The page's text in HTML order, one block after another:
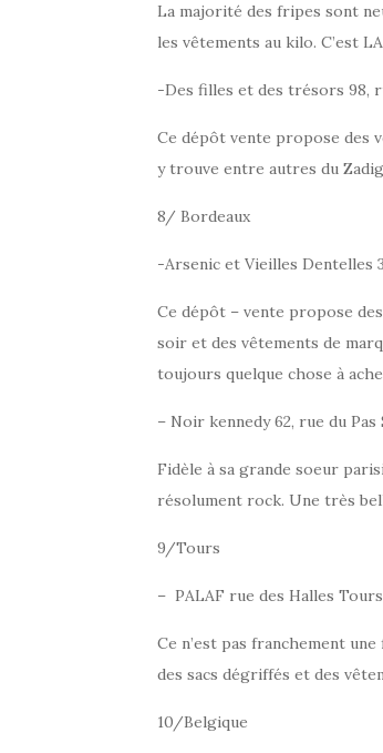
La majorité des fripes sont
les vêtements au kilo. C’est
-Des filles et des trésors 98,
Ce dépôt vente propose des
y trouve entre autres du
8/ Bordeaux
-Arsenic et Vieilles Dentelles
Ce dépôt – vente propose
soir et des vêtements de
toujours quelque chose à
– Noir kennedy 62, rue du
Fidèle à sa grande soeur
résolument rock. Une très
9/Tours
– PALAF rue des Halles Tours
Ce n’est pas franchement
des sacs dégriffés et des
10/Belgique